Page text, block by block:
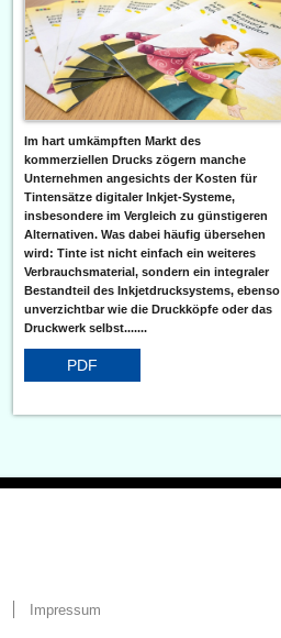
Im hart umkämpften Markt des
kommerziellen Drucks zögern manche
Unternehmen angesichts der Kosten für
Tintensätze digitaler Inkjet-Systeme,
insbesondere im Vergleich zu günstigeren
Alternativen. Was dabei häufig übersehen
wird: Tinte ist nicht einfach ein weiteres
Verbrauchsmaterial, sondern ein integraler
Bestandteil des Inkjetdrucksystems, ebenso
unverzichtbar wie die Druckköpfe oder das
Druckwerk selbst.......
PDF
Impressum